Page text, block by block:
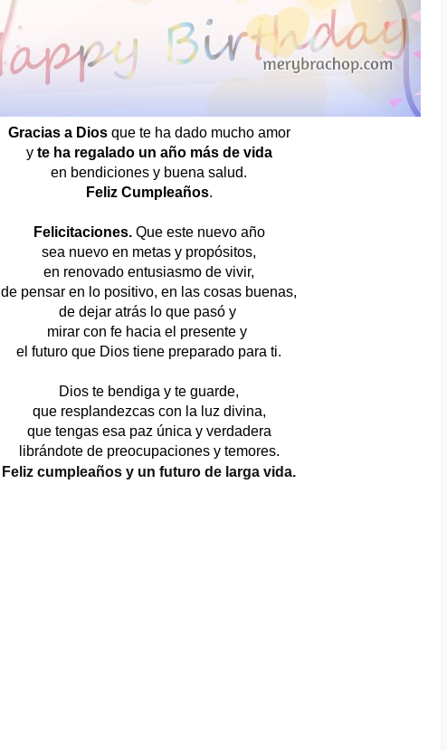
Gracias a Dios que te ha dado mucho amor
y te ha regalado un año más de vida
en bendiciones y buena salud.
Feliz Cumpleaños.
Felicitaciones. Que este nuevo año
sea nuevo en metas y propósitos,
en renovado entusiasmo de vivir,
de pensar en lo positivo, en las cosas buenas,
de dejar atrás lo que pasó y
mirar con fe hacia el presente y
el futuro que Dios tiene preparado para ti.
Dios te bendiga y te guarde,
que resplandezcas con la luz divina,
que tengas esa paz única y verdadera
librándote de preocupaciones y temores.
Feliz cumpleaños y un futuro de larga vida.